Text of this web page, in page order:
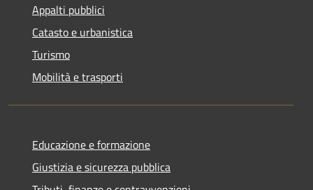
Appalti pubblici
Catasto e urbanistica
Turismo
Mobilità e trasporti
Educazione e formazione
Giustizia e sicurezza pubblica